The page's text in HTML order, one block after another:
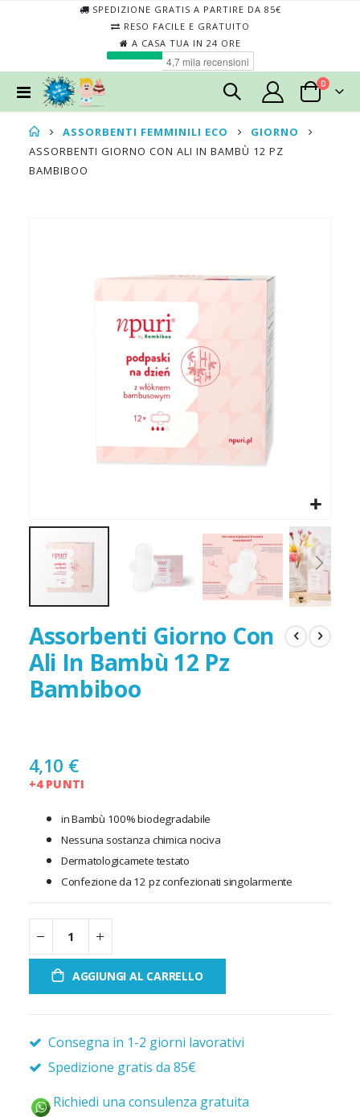
SPEDIZIONE GRATIS A PARTIRE DA 85€
RESO FACILE E GRATUITO
A CASA TUA IN 24 ORE
Toggle
Nav
Cart
0elementi
ASSORBENTI FEMMINILI ECO
GIORNO
ASSORBENTI GIORNO CON ALI IN BAMBÙ 12 PZ
BAMBIBOO
Assorbenti Giorno Con
Ali In Bambù 12 Pz
Bambiboo
4,10 €
+4 PUNTI
in Bambù 100% biodegradabile
Nessuna sostanza chimica nociva
Dermatologicamete testato
Confezione da 12 pz confezionati singolarmente
AGGIUNGI AL CARRELLO
Consegna in 1-2 giorni lavorativi
Spedizione gratis da 85€
Richiedi una consulenza gratuita